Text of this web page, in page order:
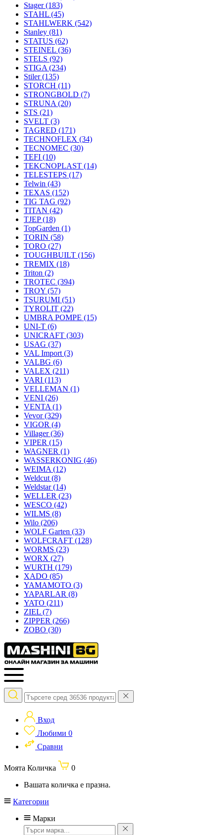
Stager(183)
STAHL (45)
STAHLWERK (542)
Stanley (81)
STATUS (62)
STEINEL (36)
STELS (92)
STIGA (234)
Stiler(135)
STORCH (11)
STRONGBOLD (7)
STRUNA (20)
STS (21)
SVELT (3)
TAGRED (171)
TECHNOFLEX (34)
TECNOMEC (30)
TEFI (10)
TEKCNOPLAST (14)
TELESTEPS (17)
Telwin (43)
TEXAS (152)
TIG TAG (92)
TITAN (42)
TJEP(18)
TopGarden (1)
TORIN (58)
TORO (27)
TOUGHBUILT (156)
TREMIX (18)
Triton (2)
TROTEC (394)
TROY (57)
TSURUMI (51)
TYROLIT (22)
UMBRA POMPE (15)
UNI-T (6)
UNICRAFT (303)
USAG (37)
VAL Import (3)
VALBG (6)
VALEX (211)
VARI (113)
VELLEMAN (1)
VENI (26)
VENTA (1)
Vevor(329)
VIGOR (4)
Villager(36)
VIPER (15)
WAGNER (1)
WASSERKONIG (46)
WEIMA (12)
Weldcut (8)
Weldstar(14)
WELLER (23)
WESCO (42)
WILMS (8)
Wilo (206)
WOLF Garten (33)
WOLFCRAFT (128)
WORMS (23)
WORX (27)
WURTH (179)
XADO (85)
YAMAMOTO (3)
YAPARLAR (8)
YATO (211)
ZIEL (7)
ZIPPER (266)
ZOBO (30)
Вход
Любими 0
Сравни
Моята Количка
0
Вашата количка е празна.
Категории
Марки